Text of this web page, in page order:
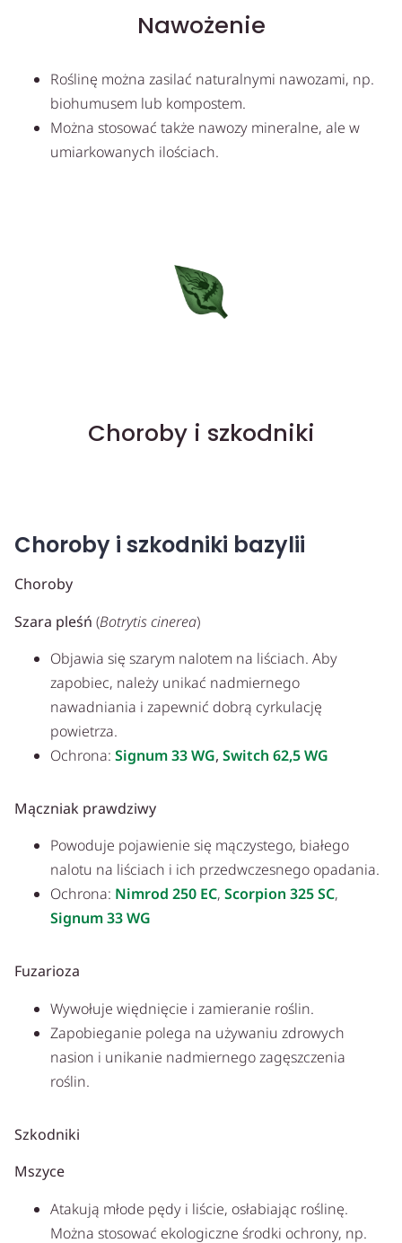
Nawożenie
Roślinę można zasilać naturalnymi nawozami, np.
biohumusem lub kompostem.
Można stosować także nawozy mineralne, ale w
umiarkowanych ilościach.
Choroby i szkodniki
Choroby i szkodniki bazylii
Choroby
Szara pleśń (Botrytis cinerea)
Objawia się szarym nalotem na liściach. Aby
zapobiec, należy unikać nadmiernego
nawadniania i zapewnić dobrą cyrkulację
powietrza.
Ochrona: Signum 33 WG, Switch 62,5 WG
Mączniak prawdziwy
Powoduje pojawienie się mączystego, białego
nalotu na liściach i ich przedwczesnego opadania.
Ochrona: Nimrod 250 EC, Scorpion 325 SC,
Signum 33 WG
Fuzarioza
Wywołuje więdnięcie i zamieranie roślin.
Zapobieganie polega na używaniu zdrowych
nasion i unikanie nadmiernego zagęszczenia
roślin.
Szkodniki
Mszyce
Atakują młode pędy i liście, osłabiając roślinę.
Można stosować ekologiczne środki ochrony, np.